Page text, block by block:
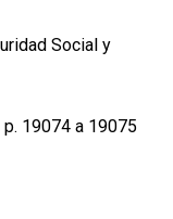
Social y
19074 a 19075